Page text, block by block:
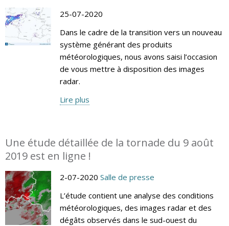
25-07-2020
Dans le cadre de la transition vers un nouveau
système générant des produits
météorologiques, nous avons saisi l’occasion
de vous mettre à disposition des images
radar.
Lire plus
Une étude détaillée de la tornade du 9 août
2019 est en ligne !
2-07-2020 Salle de presse
L’étude contient une analyse des conditions
météorologiques, des images radar et des
dégâts observés dans le sud-ouest du